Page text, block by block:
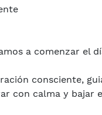
a comenzar el
consciente,
con calma y